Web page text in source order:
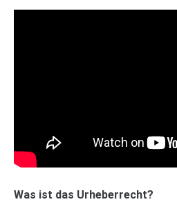
Was ist das Urheberrecht?